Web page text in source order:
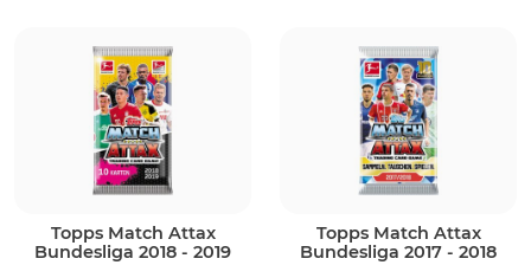
Topps Match Attax
Bundesliga 2018 - 2019
Topps Match Attax
Bundesliga 2017 - 2018